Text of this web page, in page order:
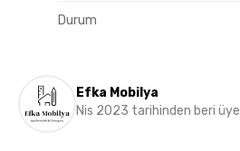
Durum
Efka Mobilya
Nis 2023 tarihinden beri üye